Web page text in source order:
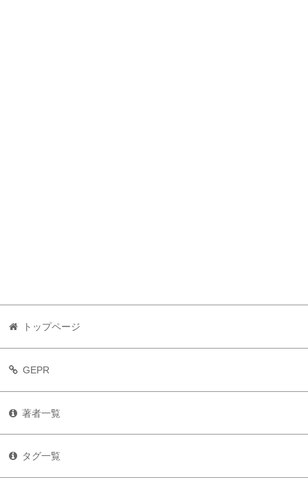
トップページ
GEPR
著者一覧
タグ一覧